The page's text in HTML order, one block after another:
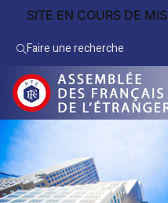
SITE EN COURS DE
Faire une recherche